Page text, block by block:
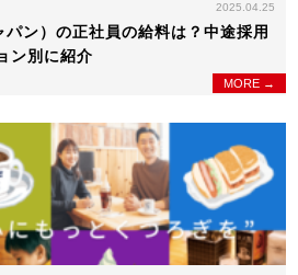
2025.04.25
ン）の正社員の給料は？中途採用
ン別に紹介
MORE →